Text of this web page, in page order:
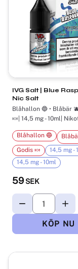
IVG Salt | Blue
Nic Salt
Blåhallon 🔵 • Blåbär
🍬| 14,5 mg - 10ml|
59 SEK
Blåhallon 🔵
Godis 🍬
14,5 mg -
14,5 mg - 10ml